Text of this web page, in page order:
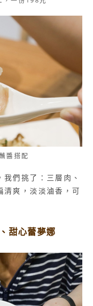
醬搭配
們挑了：三層肉、
清爽，淡淡滷香，可
甜心蕾夢娜